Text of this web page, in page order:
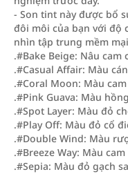
- Son tint này được bổ
đôi môi của bạn với độ
nhìn tập trung mềm
.#Bake Beige: Nâu cam
.#Casual Affair: Màu
.#Coral Moon: Màu
.#Pink Guava: Màu
.#Spot Layer: Màu đỏ
.#Play Off: Màu đỏ cổ
.#Double Wind: Màu
.#Breeze Way: Màu
.#Sepia: Màu đỏ gạch